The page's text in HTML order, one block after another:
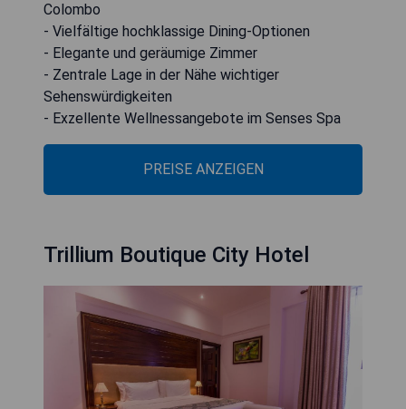
Colombo
- Vielfältige hochklassige Dining-Optionen
- Elegante und geräumige Zimmer
- Zentrale Lage in der Nähe wichtiger
Sehenswürdigkeiten
- Exzellente Wellnessangebote im Senses Spa
PREISE ANZEIGEN
Trillium Boutique City Hotel